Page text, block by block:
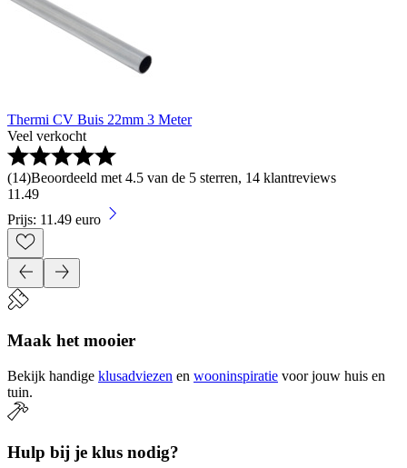
Thermi CV Buis 22mm 3 Meter
Veel verkocht
(14)Beoordeeld met 4.5 van de 5 sterren, 14 klantreviews
11 .49
Prijs: 11.49 euro
Maak het mooier
Bekijk handige klusadviezen en wooninspiratie voor jouw huis en
tuin.
Hulp bij je klus nodig?